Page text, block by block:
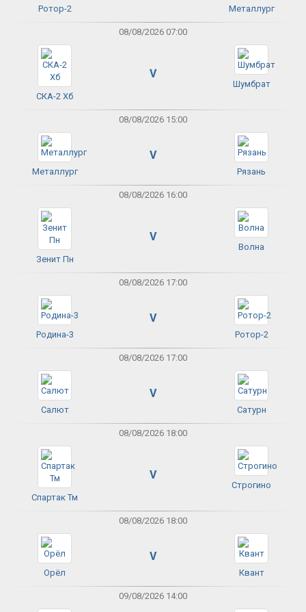
Ротор-2 Металлург
08/08/2026 07:00
СКА-2 Хб
V
Шумбрат
08/08/2026 15:00
Металлург
V
Рязань
08/08/2026 16:00
Зенит Пн
V
Волна
08/08/2026 17:00
Родина-3
V
Ротор-2
08/08/2026 17:00
Салют
V
Сатурн
08/08/2026 18:00
Спартак Тм
V
Строгино
08/08/2026 18:00
Орёл
V
Квант
09/08/2026 14:00